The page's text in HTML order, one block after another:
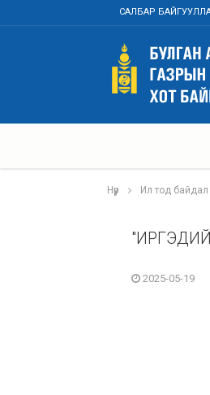
САЛБАР
Нүүр Ил тод байдал
2025-05-19